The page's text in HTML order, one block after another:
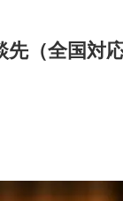
（全国対応